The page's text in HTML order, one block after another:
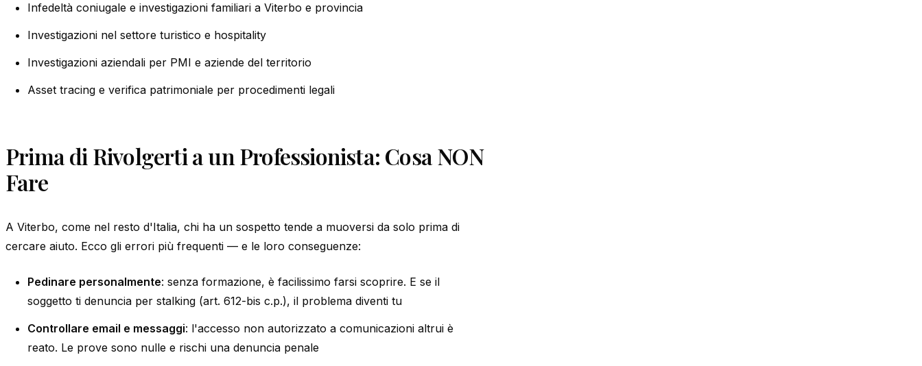
Infedeltà coniugale e investigazioni familiari a Viterbo e provincia
Investigazioni nel settore turistico e hospitality
Investigazioni aziendali per PMI e aziende del territorio
Asset tracing e verifica patrimoniale per procedimenti legali
Prima di Rivolgerti a un Professionista: Cosa NON
Fare
A Viterbo, come nel resto d'Italia, chi ha un sospetto tende a muoversi da solo prima di
cercare aiuto. Ecco gli errori più frequenti — e le loro conseguenze:
Pedinare personalmente: senza formazione, è facilissimo farsi scoprire. E se il
soggetto ti denuncia per stalking (art. 612-bis c.p.), il problema diventi tu
Controllare email e messaggi: l'accesso non autorizzato a comunicazioni altrui è
reato. Le prove sono nulle e rischi una denuncia penale